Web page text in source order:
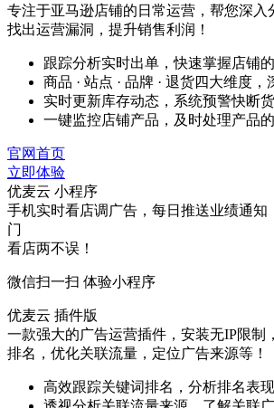
专注于亚马逊店铺的日常运营，帮您深入
找出运营漏洞，提升销售利润！
跟踪分析实时出单，快速掌握店铺
商品 · 站点 · 品牌 · 退货四大维度
实时更新库存动态，系统预警快断
一键监控店铺产品，及时处理产品
官网首页
立即体验
优麦云 小程序
手机实时看店调广告，每日推送业绩通知
门
看店两不误！
微信扫一扫 体验小程序
优麦云 插件版
一款强大的广告运营插件，安装无IP限制
排名，优化关联流量，定位广告来源等！
高效跟踪关键词排名，分析排名表